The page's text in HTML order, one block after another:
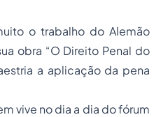
o trabalho do Alemão
obra “O Direito Penal do
a aplicação da pena
vive no dia a dia do fórum